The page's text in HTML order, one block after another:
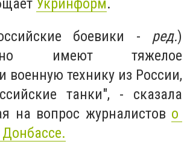
Укринформ.
боевики - ред.)
имеют тяжелое
военную технику из России,
танки", - сказала
на вопрос журналистов о